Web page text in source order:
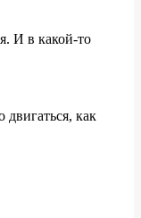
И в какой-то
как